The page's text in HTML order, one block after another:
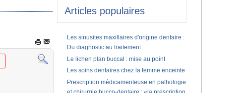
Articles populaires
Les sinusites maxillaires d'origine dentaire :
Du diagnostic au traitement
Le lichen plan buccal : mise au point
Les soins dentaires chez la femme enceinte
Prescription médicamenteuse en pathologie